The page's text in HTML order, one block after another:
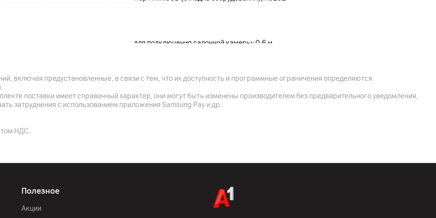
для подключения салонной камеры: 0.6 м
110°
включая предустановленные, в связи с тем, что их доступность и программные ограничения определяются
поставки имеет справочный характер, они могут быть изменены производителем без предварительного уведомления,
затруднения с использованием приложения Samsung Pay и др.
НДС.
Полезное
Акции